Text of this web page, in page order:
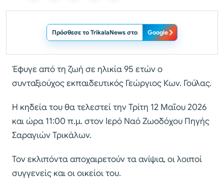
Πρόσθεσε το TrikalaNews στο Google
Έφυγε από τη ζωή σε ηλικία 95 ετών ο
συνταξιούχος εκπαιδευτικός Γεώργιος Κων. Γούλας.
Η κηδεία του θα τελεστεί την Τρίτη 12 Μαΐου 2026
και ώρα 11:00 π.μ. στον Ιερό Ναό Ζωοδόχου Πηγής
Σαραγιών Τρικάλων.
Τον εκλιπόντα αποχαιρετούν τα ανίψια, οι λοιποί
συγγενείς και οι οικείοι του.